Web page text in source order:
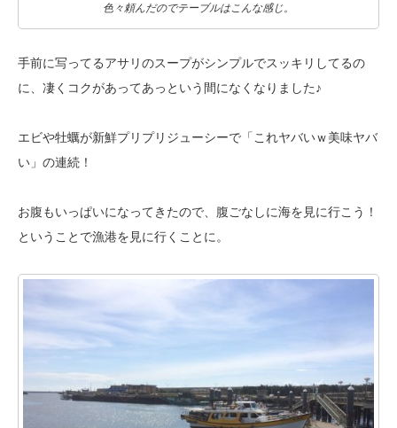
色々頼んだのでテーブルはこんな感じ。
手前に写ってるアサリのスープがシンプルでスッキリしてるの
に、凄くコクがあってあっという間になくなりました♪
エビや牡蠣が新鮮プリプリジューシーで「これヤバいｗ美味ヤバ
い」の連続！
お腹もいっぱいになってきたので、腹ごなしに海を見に行こう！
ということで漁港を見に行くことに。